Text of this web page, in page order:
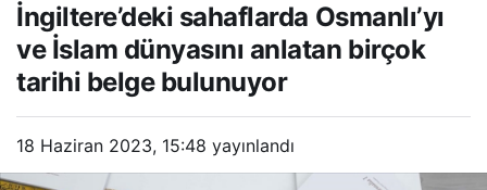
dünyasını anlatan birçok
tarihi belge bulunuyor
İngiltere’deki sahaflarda Osmanlı’yı
ve İslam dünyasını anlatan birçok
tarihi belge bulunuyor
18 Haziran 2023, 15:48 yayınlandı